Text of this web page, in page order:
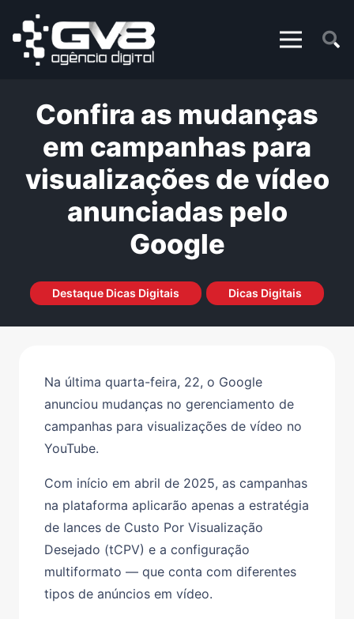
Confira as mudanças
em campanhas para
visualizações de vídeo
anunciadas pelo
Google
Destaque Dicas Digitais Dicas Digitais
Na última quarta-feira, 22, o Google
anunciou mudanças no gerenciamento de
campanhas para visualizações de vídeo no
YouTube.
Com início em abril de 2025, as campanhas
na plataforma aplicarão apenas a estratégia
de lances de Custo Por Visualização
Desejado (tCPV) e a configuração
multiformato — que conta com diferentes
tipos de anúncios em vídeo.